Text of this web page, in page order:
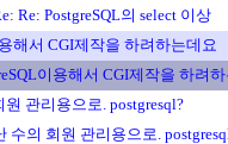
Re: PostgreSQL의 select 이상
해서 CGI제작을 하려하는데요
이용해서 CGI제작을 하려
관리용으로. postgresql?
수의 회원 관리용으로.